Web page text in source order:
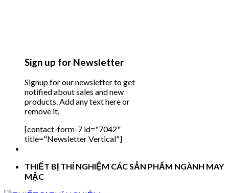
Sign up for Newsletter
Signup for our newsletter to get
notified about sales and new
products. Add any text here or
remove it.
[contact-form-7 id="7042"
title="Newsletter Vertical"]
THIẾT BỊ THÍ NGHIỆM CÁC SẢN PHẨM NGÀNH MAY
MẶC